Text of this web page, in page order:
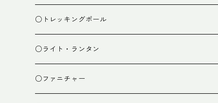
ザック小物
バーナー
カトラリー
クッキング小物
テント
タープ
ペグ・ハンマー・小物
○トレッキングポール
○ライト・ランタン
ライト
○ファニチャー